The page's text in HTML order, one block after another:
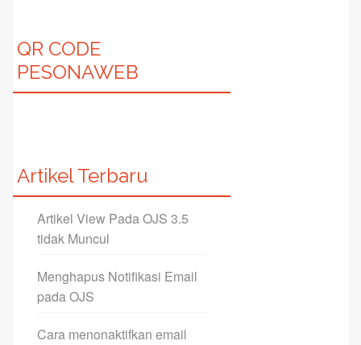
QR CODE
PESONAWEB
Artikel Terbaru
Artikel View Pada OJS 3.5
tidak Muncul
Menghapus Notifikasi Email
pada OJS
Cara menonaktifkan email